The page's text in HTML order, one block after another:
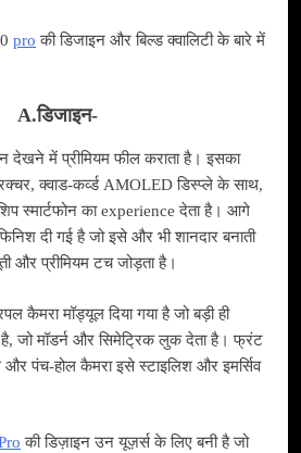
pro की डिजाइन और बिल्ड क्वालिटी के बारे में
A.डिजाइन-
देखने में प्रीमियम फील कराता है। इसका
क्वाड‑कर्व्ड AMOLED डिस्प्ले के साथ,
स्मार्टफोन का experience देता है। आगे
दी गई है जो इसे और भी शानदार बनाती
और प्रीमियम टच जोड़ता है।
कैमरा मॉड्यूल दिया गया है जो बड़ी ही
जो मॉडर्न और सिमेट्रिक लुक देता है। फ्रंट
पंच-होल कैमरा इसे स्टाइलिश और इमर्सिव
की डिज़ाइन उन यूज़र्स के लिए बनी है जो